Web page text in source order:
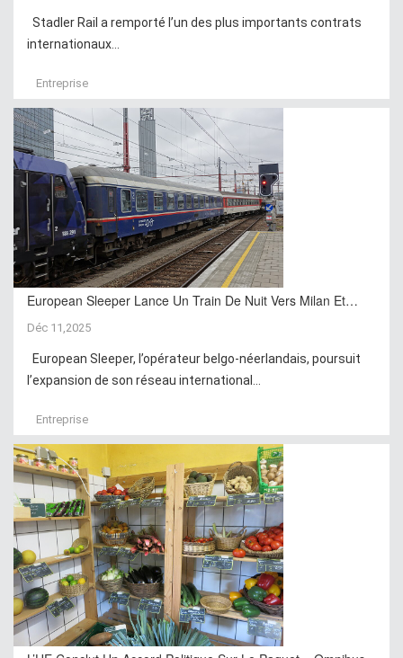
Stadler Rail a remporté l’un des plus importants contrats
internationaux...
Entreprise
European Sleeper Lance Un Train De Nuit Vers Milan Et…
Déc 11,2025
European Sleeper, l’opérateur belgo-néerlandais, poursuit
l’expansion de son réseau international...
Entreprise